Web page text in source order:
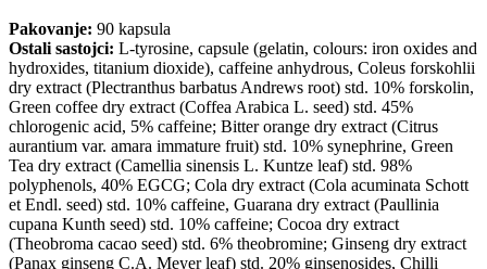
Pakovanje: 90 kapsula
Ostali sastojci: L-tyrosine, capsule (gelatin, colours: iron oxides and
hydroxides, titanium dioxide), caffeine anhydrous, Coleus forskohlii
dry extract (Plectranthus barbatus Andrews root) std. 10% forskolin,
Green coffee dry extract (Coffea Arabica L. seed) std. 45%
chlorogenic acid, 5% caffeine; Bitter orange dry extract (Citrus
aurantium var. amara immature fruit) std. 10% synephrine, Green
Tea dry extract (Camellia sinensis L. Kuntze leaf) std. 98%
polyphenols, 40% EGCG; Cola dry extract (Cola acuminata Schott
et Endl. seed) std. 10% caffeine, Guarana dry extract (Paullinia
cupana Kunth seed) std. 10% caffeine; Cocoa dry extract
(Theobroma cacao seed) std. 6% theobromine; Ginseng dry extract
(Panax ginseng C.A. Meyer leaf) std. 20% ginsenosides, Chilli